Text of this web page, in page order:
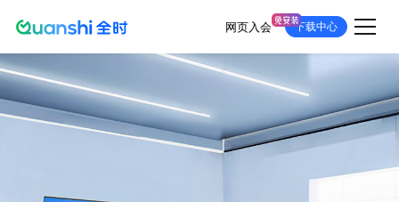
跳
转
到
主
网页入会 下载中心